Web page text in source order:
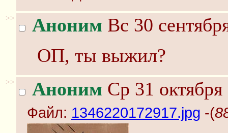
>> Аноним Вс 30
ОП, ты выжил?
>> Аноним Ср 31
Файл: 1346220172917.jpg -(